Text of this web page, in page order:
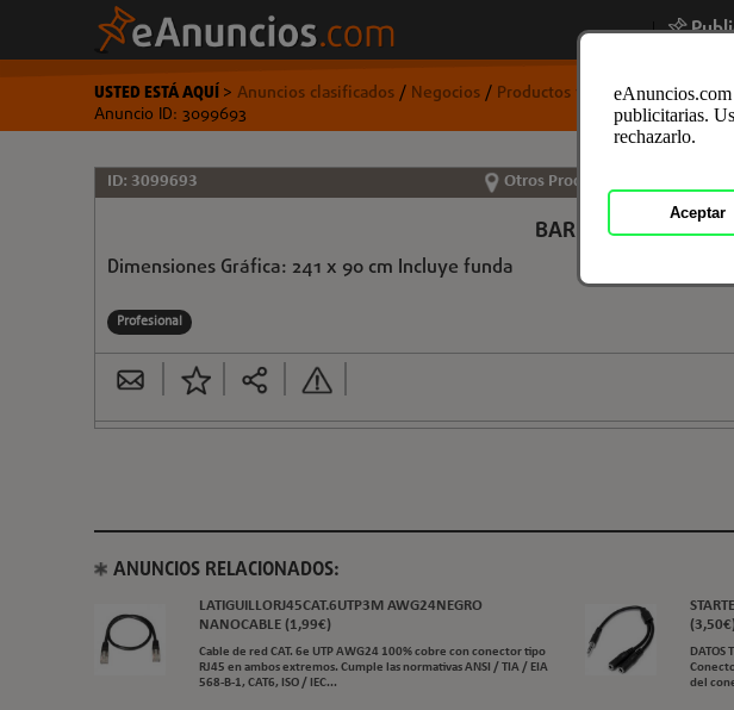
|
USTED ESTÁ AQUÍ> Anuncios clasificados/ Negocios/ Productos y Stocks/Otros
Anuncio ID: 3099693
ID: 3099693 Otros Productos y Stocks en
BARRIER BANNER
Dimensiones Gráfica: 241 x 90 cm Incluye funda
Profesional
ANUNCIOS RELACIONADOS:
LATIGUILLORJ45CAT.6UTP3M AWG24NEGRO
NANOCABLE (1,99€)
Cable de red CAT. 6e UTP AWG24 100% cobre con conector tipo
RJ45 en ambos extremos. Cumple las normativas ANSI / TIA / EIA
568-B-1, CAT6, ISO / IEC...
del
publicitarias.
rechazarlo.
Aceptar